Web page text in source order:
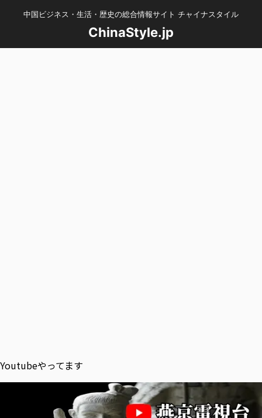
中国ビジネス・生活・歴史の総合情報サイト チャイナスタイル
ChinaStyle.jp
Youtubeやってます